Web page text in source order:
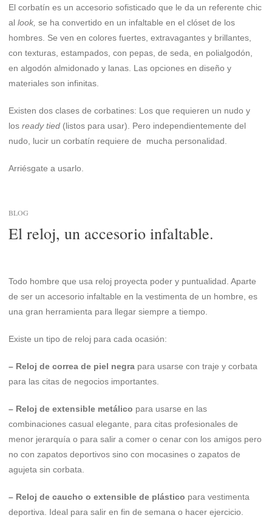
El corbatín es un accesorio sofisticado que le da un referente chic
al look, se ha convertido en un infaltable en el clóset de los
hombres. Se ven en colores fuertes, extravagantes y brillantes,
con texturas, estampados, con pepas, de seda, en polialgodón,
en algodón almidonado y lanas. Las opciones en diseño y
materiales son infinitas.
Existen dos clases de corbatines: Los que requieren un nudo y
los ready tied (listos para usar). Pero independientemente del
nudo, lucir un corbatín requiere de mucha personalidad.
Arriésgate a usarlo.
BLOG
El reloj, un accesorio infaltable.
Todo hombre que usa reloj proyecta poder y puntualidad. Aparte
de ser un accesorio infaltable en la vestimenta de un hombre, es
una gran herramienta para llegar siempre a tiempo.
Existe un tipo de reloj para cada ocasión:
– Reloj de correa de piel negra para usarse con traje y corbata
para las citas de negocios importantes.
– Reloj de extensible metálico para usarse en las
combinaciones casual elegante, para citas profesionales de
menor jerarquía o para salir a comer o cenar con los amigos pero
no con zapatos deportivos sino con mocasines o zapatos de
agujeta sin corbata.
– Reloj de caucho o extensible de plástico para vestimenta
deportiva. Ideal para salir en fin de semana o hacer ejercicio.